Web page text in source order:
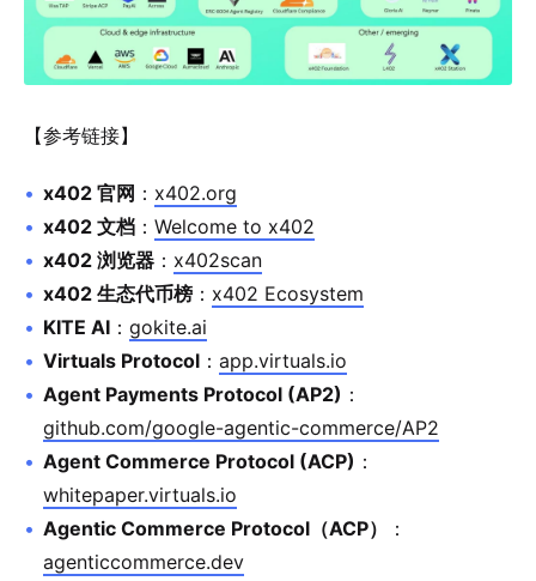
【参考链接】
x402 官网 ： x402.org
x402 文档 ： Welcome to x402
x402 浏览器 ： x402scan
x402 生态代币榜 ： x402 Ecosystem
KITE AI ： gokite.ai
Virtuals Protocol ： app.virtuals.io
Agent Payments Protocol (AP2) ：
github.com/google-agentic-commerce/AP2
Agent Commerce Protocol (ACP) ：
whitepaper.virtuals.io
Agentic Commerce Protocol（ACP）
：
agenticcommerce.dev